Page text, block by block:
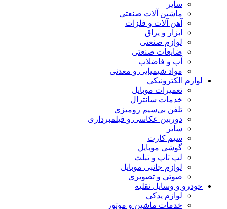
سایر
ماشین آلات صنعتی
آهن آلات و فلزات
ابزار و یراق
لوازم صنعتی
ضایعات صنعتی
آب و فاضلاب
مواد شیمیایی و معدنی
لوازم الکترونیکی
تعمیرات موبایل
خدمات سانترال
تلفن بی‌سیم رومیزی
دوربین عکاسی و فیلمبرداری
سایر
سیم کارت
گوشی موبایل
لپ تاپ و تبلت
لوازم جانبی موبایل
صوتی و تصویری
خودرو و وسایل نقلیه
لوازم یدکی
خدمات ماشین و موتور